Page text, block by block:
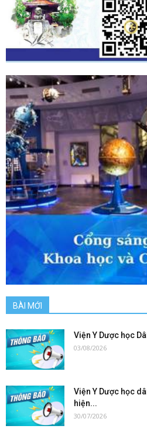
BÀI MỚI
Viện Y Dược học
03/08/2026
Viện Y Dược học
hiện...
30/07/2026